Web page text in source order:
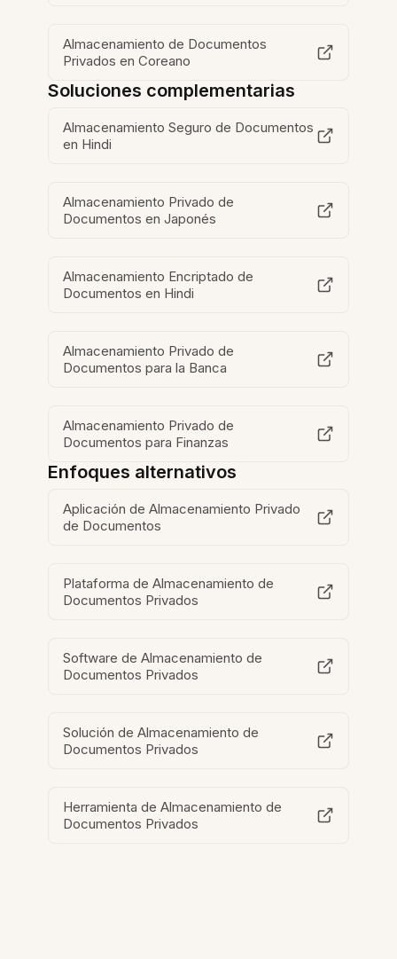
Almacenamiento de Documentos
Privados en Coreano
Soluciones complementarias
Almacenamiento Seguro de Documentos
en Hindi
Almacenamiento Privado de
Documentos en Japonés
Almacenamiento Encriptado de
Documentos en Hindi
Almacenamiento Privado de
Documentos para la Banca
Almacenamiento Privado de
Documentos para Finanzas
Enfoques alternativos
Aplicación de Almacenamiento Privado
de Documentos
Plataforma de Almacenamiento de
Documentos Privados
Software de Almacenamiento de
Documentos Privados
Solución de Almacenamiento de
Documentos Privados
Herramienta de Almacenamiento de
Documentos Privados